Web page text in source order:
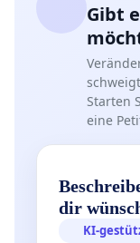
Gibt
Starten
eine
dir
KI-